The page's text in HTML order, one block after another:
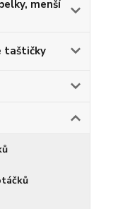
menší
taštičky